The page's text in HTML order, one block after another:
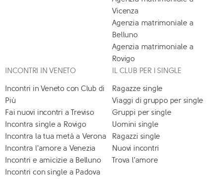
Vicenza
Agenzia matrimoniale a
Belluno
Agenzia matrimoniale a
Rovigo
INCONTRI IN VENETO
Incontri in Veneto con Club di
Più
Fai nuovi incontri a Treviso
Incontra single a Rovigo
Incontra la tua metà a Verona
Incontra l'amore a Venezia
Incontri e amicizie a Belluno
Incontri con single a Padova
IL CLUB PER I SINGLE
Ragazze single
Viaggi di gruppo per single
Gruppi per single
Uomini single
Ragazzi single
Nuovi incontri
Trova l'amore